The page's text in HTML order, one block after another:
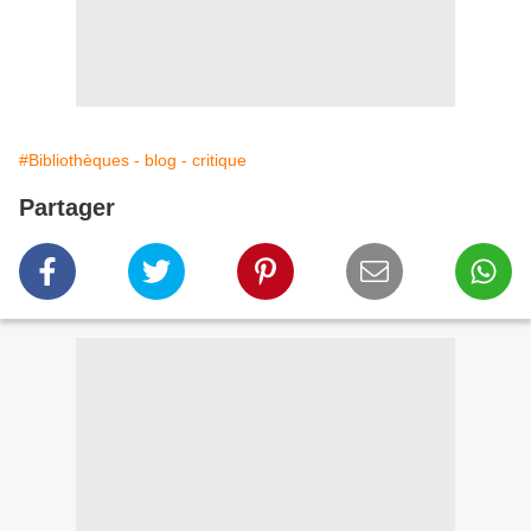
#Bibliothèques - blog - critique
Partager